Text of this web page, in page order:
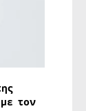
τον